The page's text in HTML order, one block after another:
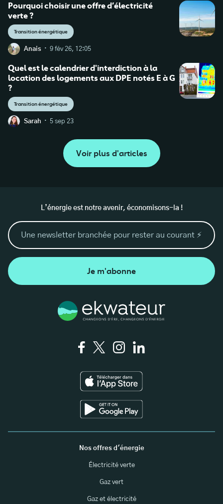
page 12
page 15
page 15
page 19
page 20
page 20
Pourquoi choisir une offre d’électricité
verte ?
Transition énergétique
Anais · 9 fév 26, 12:05
Quel est le calendrier d'interdiction à la
location des logements aux DPE notés E à G
?
Transition énergétique
Sarah · 5 sep 23
Voir plus d'articles
L’énergie est notre avenir, économisons-la !
Je m'abonne
Nos offres d'énergie
Électricité verte
Gaz vert
Gaz et électricité